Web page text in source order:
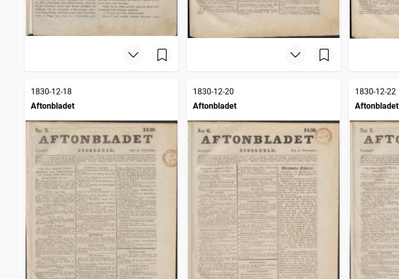
1830-12-18
Aftonbladet
1830-12-20
Aftonbladet
1830-12-22
Aftonbladet